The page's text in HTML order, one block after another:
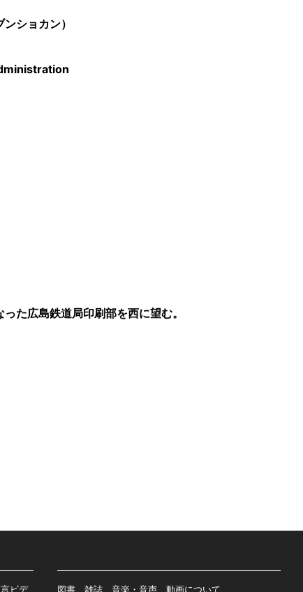
ショカン）
た広島鉄道局印刷部を西に望む。
ビデ 図書、雑誌、音楽・音声、動画について